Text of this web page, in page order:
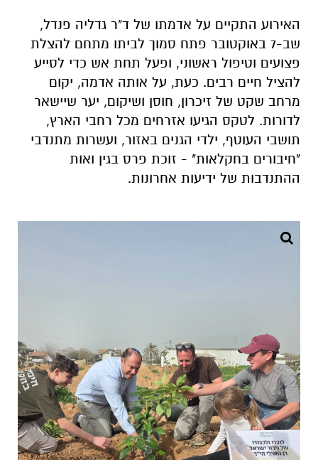
האירוע התקיים על אדמתו של ד"ר גדליה פנדל,
שב-7 באוקטובר פתח סמוך לביתו מתחם להצלת
פצועים וטיפול ראשוני, ופעל תחת אש כדי לסייע
להציל חיים רבים. כעת, על אותה אדמה, יקום
מרחב שקט של זיכרון, חוסן ושיקום, יער שיישאר
לדורות. לטקס הגיעו אזרחים מכל רחבי הארץ,
תושבי העוטף, ילדי הגנים באזור, ועשרות מתנדבי
"חיבורים בחקלאות" - זוכת פרס בגין ואות
ההתנדבות של ידיעות אחרונות.